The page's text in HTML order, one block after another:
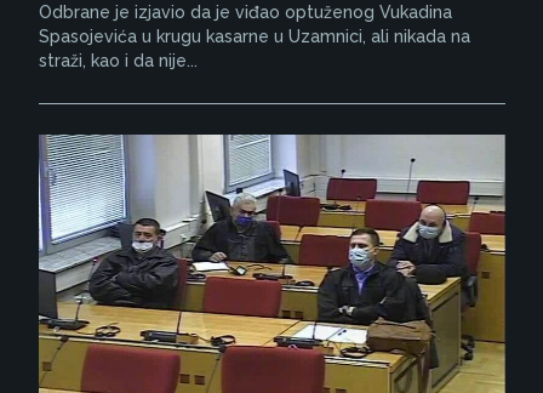
Odbrane je izjavio da je viđao optuženog Vukadina
Spasojevića u krugu kasarne u Uzamnici, ali nikada na
straži, kao i da nije...